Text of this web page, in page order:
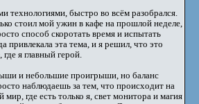
технологиями, быстро во всём разобрался.
стоил мой ужин в кафе на прошлой неделе,
способ скоротать время и испытать
эта тема, и я решил, что это
я главный герой.
и небольшие проигрыши, но баланс
наблюдаешь за тем, что происходит на
где есть только я, свет монитора и магия